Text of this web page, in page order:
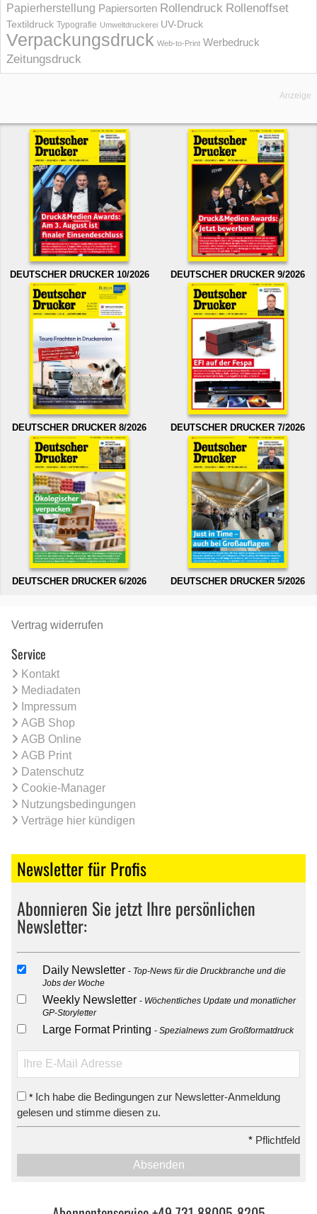
Papierherstellung Papiersorten Rollendruck Rollenoffset
Textildruck Typografie Umweltdruckerei UV-Druck
Verpackungsdruck Web-to-Print Werbedruck
Zeitungsdruck
Anzeige
DEUTSCHER DRUCKER 10/2026 DEUTSCHER DRUCKER 9/2026
DEUTSCHER DRUCKER 8/2026 DEUTSCHER DRUCKER 7/2026
DEUTSCHER DRUCKER 6/2026 DEUTSCHER DRUCKER 5/2026
Vertrag widerrufen
Service
Kontakt
Mediadaten
Impressum
AGB Shop
AGB Online
AGB Print
Datenschutz
Cookie-Manager
Nutzungsbedingungen
Verträge hier kündigen
Newsletter für Profis
Abonnieren Sie jetzt Ihre persönlichen
Newsletter:
Daily Newsletter
Top-News für die Druckbranche und die
Jobs der Woche
Weekly Newsletter
Wöchentliches Update und monatlicher
GP-Storyletter
Large Format Printing Spezialnews zum Großformatdruck
* Ich habe die Bedingungen zur Newsletter-Anmeldung
gelesen und stimme diesen zu.
* Pflichtfeld
Absenden